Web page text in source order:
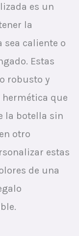
es un
la
sea caliente o
Estas
robusto y
que
la botella sin
otro
estas
de una